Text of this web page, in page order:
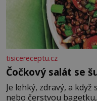
tisicereceptu.cz
Čočkový salát se
Je lehký, zdravý, a
nebo čerstvou